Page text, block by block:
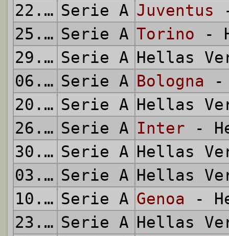
22.09.2013 Serie A Juventus
25.09.2013 Serie A Torino -
29.09.2013 Serie A Hellas
06.10.2013 Serie A Bologna -
20.10.2013 Serie A Hellas
26.10.2013 Serie A Inter -
30.10.2013 Serie A Hellas
03.11.2013 Serie A Hellas
10.11.2013 Serie A Genoa -
23.11.2013 Serie A Hellas